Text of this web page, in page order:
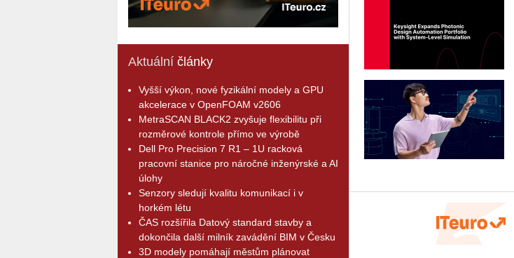
Aktuální články
Vyšší výkon, nové fyzikální modely a GPU
akcelerace v OpenFOAM v2606
MetraSCAN BLACK2 zvyšuje flexibilitu při
rozměrové kontrole přímo ve výrobě
Dell Pro Precision 7 R1 – 1U racková
pracovní stanice pro náročné inženýrské a AI
úlohy
Senzory sledují kvalitu komunikací i v
horkém létu
ČAS rozšířila Datový standard stavby a
dokončila další milník zavádění BIM v Česku
3D modely pomáhají městům plánovat